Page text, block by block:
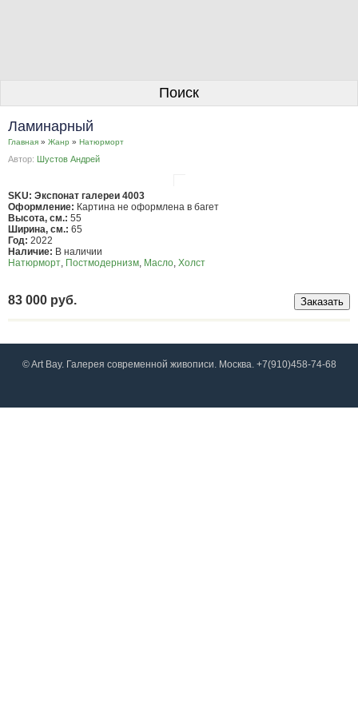
Информация для покупателей
Контакты
Личный кабинет
Поиск
Ламинарный
Главная » Жанр » Натюрморт
Автор: Шустов Андрей
SKU: Экспонат галереи 4003
Оформление: Картина не оформлена в багет
Высота, см.: 55
Ширина, см.: 65
Год: 2022
Наличие: В наличии
Натюрморт Постмодернизм Масло Холст
83 000 руб.
© Art Bay. Галерея современной живописи. Москва. +7(910)458-74-68